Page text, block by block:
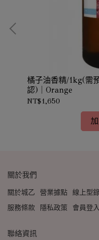
橘子油香精/1kg(需
認)｜Orange
NT$1,650
關於我們
關於城乙 營業據點 線上型
服務條款
隱私政策 會員登入
聯絡資訊